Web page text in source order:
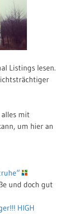
Listings lesen.
mit
um hier an
und doch gut
HIGH